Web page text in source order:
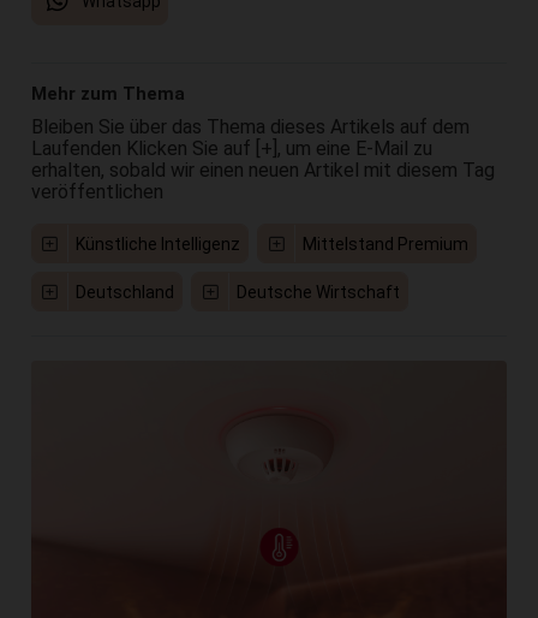
Mehr zum Thema
Bleiben Sie über das Thema dieses Artikels auf dem
Laufenden Klicken Sie auf [+], um eine E-Mail zu
erhalten, sobald wir einen neuen Artikel mit diesem Tag
veröffentlichen
Künstliche Intelligenz Mittelstand Premium
Deutschland Deutsche Wirtschaft